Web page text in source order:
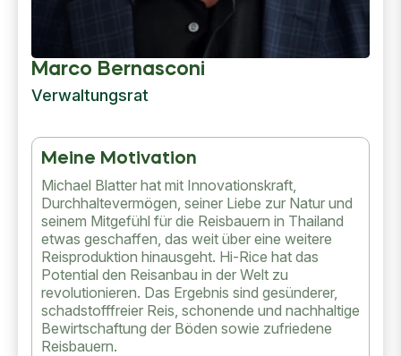
Marco Bernasconi
Verwaltungsrat
Meine Motivation
Michael Blatter hat mit Innovationskraft,
Durchhaltevermögen, seiner Liebe zur Natur und
seinem Mitgefühl für die Reisbauern in Thailand
etwas geschaffen, das weit über eine weitere
Reisproduktion hinausgeht. Hi-Rice hat das
Potential den Reisanbau in der Welt zu
revolutionieren. Das Ergebnis sind gesünderer,
schadstofffreier Reis, schonende und nachhaltige
Bewirtschaftung der Böden sowie zufriedene
Reisbauern.